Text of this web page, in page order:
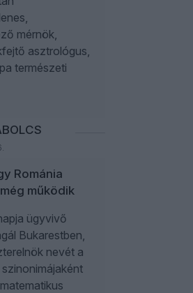
mérnök,
asztrológus,
természeti
Románia
működik
ügyvivő
Bukarestben,
nevét a